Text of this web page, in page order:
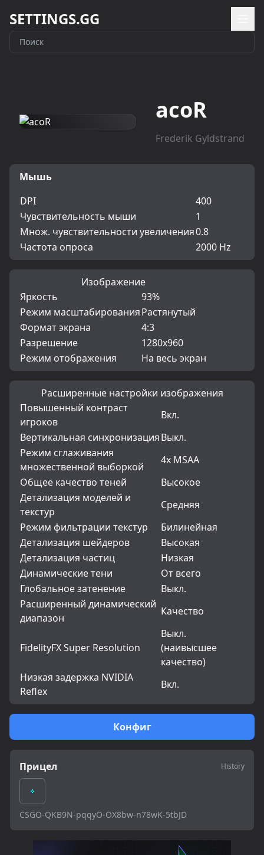
SETTINGS.GG
acoR
Frederik Gyldstrand
Конфиг
Прицел History
CSGO-QKB9N-pqqyO-OX8bw-n78wK-5tbJD
Мышь
DPI
400
Чувствительность мыши
1
Множ. чувствительности увеличения0.8
Частота опроса
2000 Hz
Изображение
Яркость
93%
Режим масштабированияРастянутый
Формат экрана
4:3
Разрешение
1280x960
Режим отображения
На весь экран
Расширенные настройки изображения
Повышенный контраст
игроков
Вкл.
Вертикальная синхронизацияВыкл.
Режим сглаживания
множественной выборкой
4x MSAA
Общее качество теней
Высокое
Детализация моделей и
текстур
Средняя
Режим фильтрации текстур
Билинейная
Детализация шейдеров
Высокая
Детализация частиц
Низкая
Динамические тени
От всего
Глобальное затенение
Выкл.
Расширенный динамический
диапазон
Качество
FidelityFX Super Resolution
Выкл.
(наивысшее
качество)
Низкая задержка NVIDIA
Reflex
Вкл.